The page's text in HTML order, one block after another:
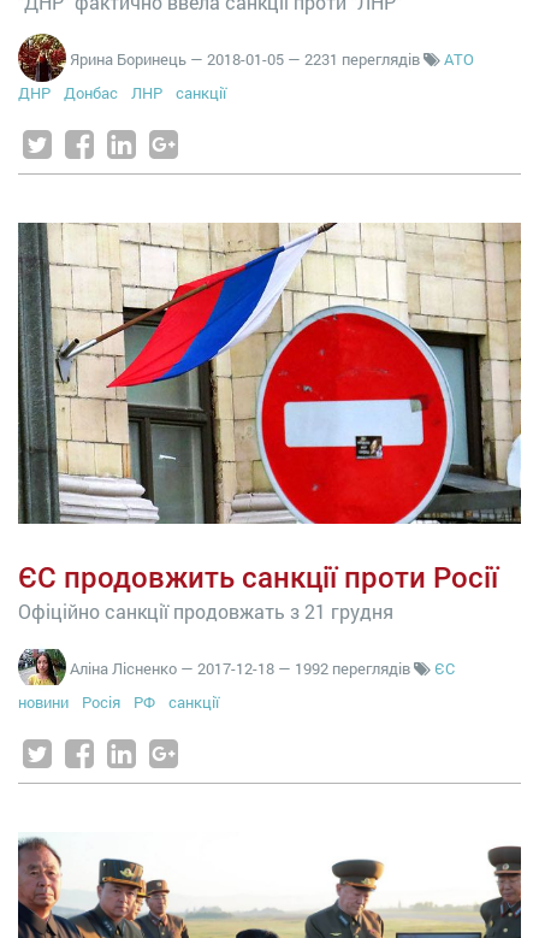
Ярина Боринець — 2018-01-05 — 2231 переглядів
АТО
ДНР
Донбас ЛНР санкції
ЄС продовжить санкції проти Росії
Офіційно санкції продовжать з 21 грудня
Аліна Лісненко — 2017-12-18 — 1992 переглядів
ЄС
новини
Росія РФ санкції